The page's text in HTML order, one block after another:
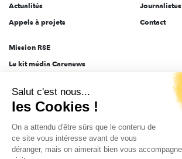
Actualités
Appels à projets
Contact
Mission RSE
Le kit média Carenews
AEF info
Novethic
PRODURABLE
Inclusiv Day
Salut c'est nous...
les Cookies !
On a attendu d'être sûrs que le contenu de
ce site vous intéresse avant de vous
déranger, mais on aimerait bien vous